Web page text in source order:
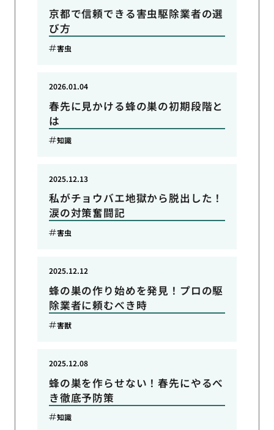
京都で信頼できる害虫駆除業者の選
び方
害虫
春先に見かける蜂の巣の初期段階と
は
2026.01.04
知識
私がチョウバエ地獄から脱出した！
涙の対策奮闘記
2025.12.13
害虫
蜂の巣の作り始めを発見！プロの駆
除業者に頼むべき時
2025.12.12
害獣
蜂の巣を作らせない！春先にやるべ
き徹底予防策
2025.12.08
知識